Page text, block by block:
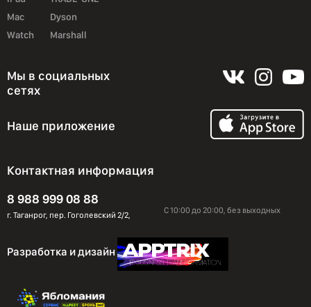
Mac
Watch
Dyson
Marshall
Мы в социальных
сетях
Наше приложение
Контактная информация
8 988 999 08 88
г. Таганрог, пер. Гоголевский 2/2, С 10:00 до 20:00, без выходных
Разработка и дизайн